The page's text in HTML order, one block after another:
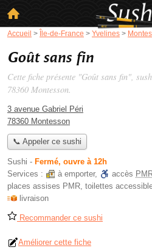
Accueil > Île-de-France > Yvelines >
Goût sans fin
Cette fiche présente "Goût sans fin",
78360 Montesson.
3 avenue Gabriel Péri
78360 Montesson
📞 Appeler ce sushi
Sushi - Fermé, ouvre à 12h
Services :
à emporter, accès
places assises PMR, toilettes
livraison
Recommander ce sushi
Améliorer cette fiche